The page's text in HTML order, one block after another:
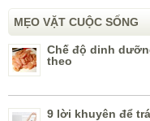
MẸO VẶT CUỘC SỐNG
Chế độ dinh
theo
9 lời khuyên để